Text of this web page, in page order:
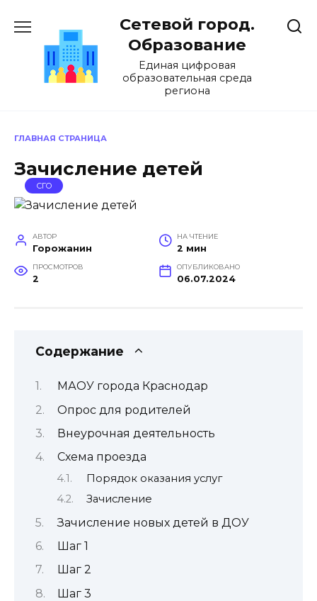
содержанию
Сетевой город.
Образование
Единая цифровая
образовательная среда
региона
ГЛАВНАЯ СТРАНИЦА
Зачисление детей
СГО
АВТОР
Горожанин
НА ЧТЕНИЕ
2 мин
ПРОСМОТРОВ
2
ОПУБЛИКОВАНО
06.07.2024
Содержание
МАОУ города Краснодар
Опрос для родителей
Внеурочная деятельность
Схема проезда
Порядок оказания услуг
Зачисление
Зачисление новых детей в ДОУ
Шаг 1
Шаг 2
Шаг 3